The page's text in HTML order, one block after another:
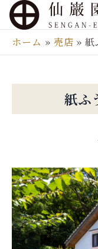
ホーム 売店 紙
紙ふ